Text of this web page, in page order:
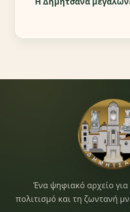
Dimitsana.gr
Ένα ψηφιακό αρχείο για
πολιτισμό και τη ζωντανή